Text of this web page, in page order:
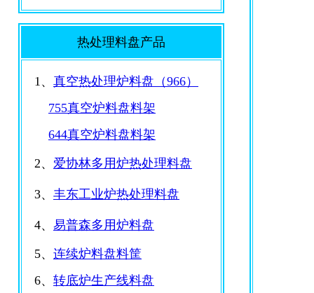
热处理料盘产品
1、 真空热处理炉料盘（966）
755真空炉料盘料架
644真空炉料盘料架
2、 爱协林多用炉热处理料盘
3、 丰东工业炉热处理料盘
4、 易普森多用炉料盘
5、 连续炉料盘料筐
6、 转底炉生产线料盘